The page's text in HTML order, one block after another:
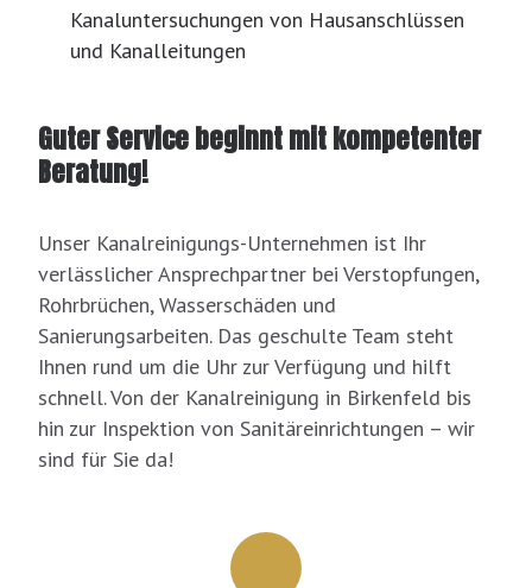
Kanaluntersuchungen von Hausanschlüssen
und Kanalleitungen
Guter Service beginnt mit kompetenter
Beratung!
Unser Kanalreinigungs-Unternehmen ist Ihr
verlässlicher Ansprechpartner bei Verstopfungen,
Rohrbrüchen, Wasserschäden und
Sanierungsarbeiten. Das geschulte Team steht
Ihnen rund um die Uhr zur Verfügung und hilft
schnell. Von der Kanalreinigung in Birkenfeld bis
hin zur Inspektion von Sanitäreinrichtungen – wir
sind für Sie da!